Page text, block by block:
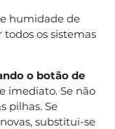
humidade de
os sistemas
o botão de
imediato. Se não
pilhas. Se
substitui-se